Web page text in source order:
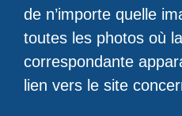
de n’importe quelle
toutes les photos où
correspondante
lien vers le site